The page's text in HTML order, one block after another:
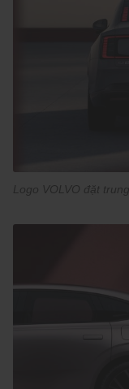
Logo VOLVO đặt